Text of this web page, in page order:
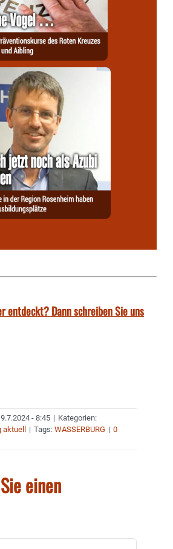
entdeckt? Dann schreiben Sie uns
- 8:45 | Kategorien:
| Tags: WASSERBURG | 0
einen